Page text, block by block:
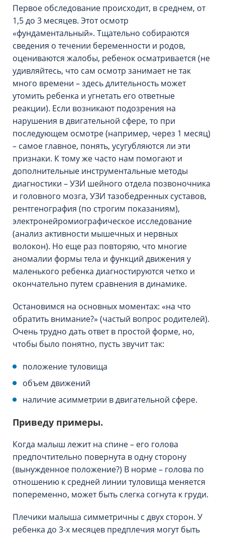
Первое обследование происходит, в среднем, от
1,5 до 3 месяцев. Этот осмотр
«фундаментальный». Тщательно собираются
сведения о течении беременности и родов,
оцениваются жалобы, ребенок осматривается (не
удивляйтесь, что сам осмотр занимает не так
много времени – здесь длительность может
утомить ребенка и угнетать его ответные
реакции). Если возникают подозрения на
нарушения в двигательной сфере, то при
последующем осмотре (например, через 1 месяц)
– самое главное, понять, усугубляются ли эти
признаки. К тому же часто нам помогают и
дополнительные инструментальные методы
диагностики – УЗИ шейного отдела позвоночника
и головного мозга, УЗИ тазобедренных суставов,
рентгенография (по строгим показаниям),
электронейромиографическое исследование
(анализ активности мышечных и нервных
волокон). Но еще раз повторяю, что многие
аномалии формы тела и функций движения у
маленького ребенка диагностируются четко и
окончательно путем сравнения в динамике.
Остановимся на основных моментах: «на что
обратить внимание?» (частый вопрос родителей).
Очень трудно дать ответ в простой форме, но,
чтобы было понятно, пусть звучит так:
положение туловища
объем движений
наличие асимметрии в двигательной сфере.
Приведу примеры.
Когда малыш лежит на спине – его голова
предпочтительно повернута в одну сторону
(вынужденное положение?) В норме – голова по
отношению к средней линии туловища меняется
попеременно, может быть слегка согнута к груди.
Плечики малыша симметричны с двух сторон. У
ребенка до 3-х месяцев предплечия могут быть